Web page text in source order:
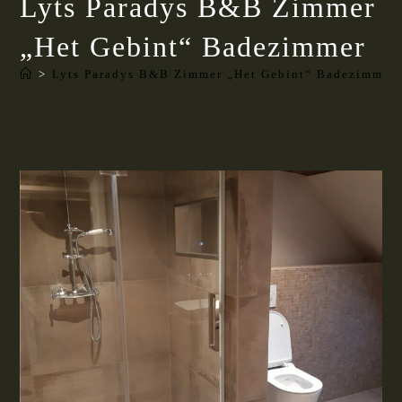
Lyts Paradys B&B Zimmer
„Het Gebint“ Badezimmer
> Lyts Paradys B&B Zimmer „Het Gebint“ Badezimmer